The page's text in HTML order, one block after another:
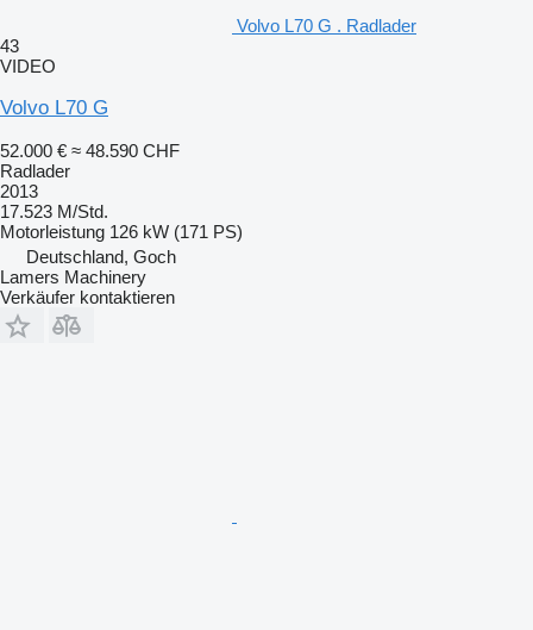
Volvo L70 G . Radlader
43
VIDEO
Volvo L70 G
52.000 € ≈ 48.590 CHF
Radlader
2013
17.523 M/Std.
Motorleistung 126 kW (171 PS)
Deutschland, Goch
Lamers Machinery
Verkäufer kontaktieren